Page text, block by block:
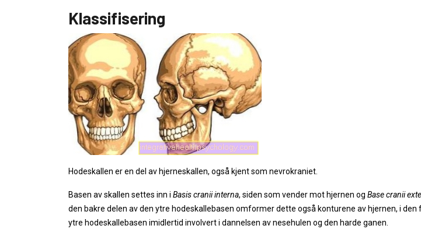
Klassifisering
Hodeskallen er en del av hjerneskallen, også kjent som nevrokraniet.
Basen av skallen settes inn i Basis cranii interna, siden som vender mot hjernen og Base cranii
den bakre delen av den ytre hodeskallebasen omformer dette også konturene av hjernen, i den
ytre hodeskallebasen imidlertid involvert i dannelsen av nesehulen og den harde ganen.